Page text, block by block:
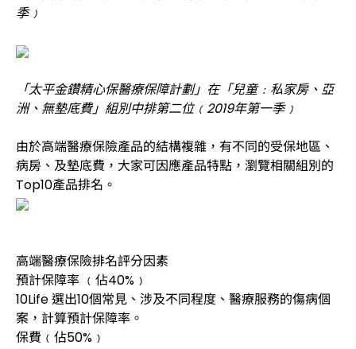
季﹚
「太平金鑽精心保醫療保障計劃」在「兒童﹕私家房、亞
洲、無墊底費」組別中排第二位﹙2019年第一季﹚
由於高端醫療保險產品的結構複雜，有不同的受保地區、
病房、及墊底費，大家可因應產品特點，瀏覽相關組別的
Top10產品排名。
高端醫療保險排名評分因素
預計保障率 ﹙佔40%﹚
10Life 選出10個常見、涉及不同程度、醫療服務的傷病個
案，計算預計保障率。
保費﹙佔50%﹚